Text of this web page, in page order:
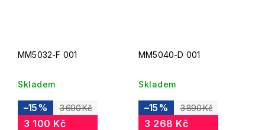
MM5032-F 001
Skladem
3 690 Kč
–15 %
3 100 Kč
MM5040-D 001
Skladem
3 890 Kč
–15 %
3 268 Kč